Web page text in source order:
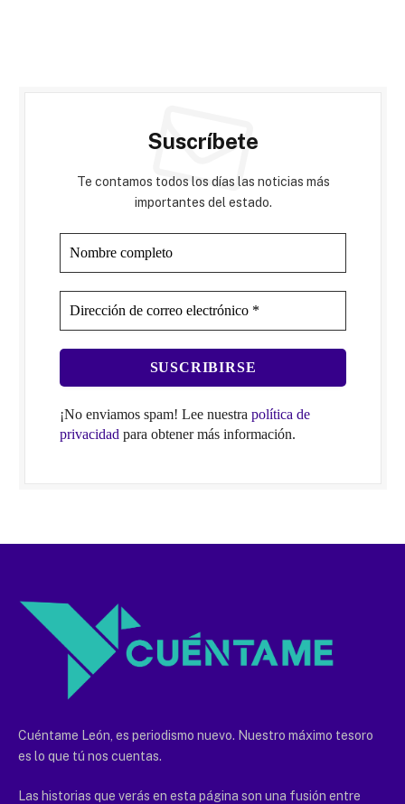
Suscríbete
Te contamos todos los días las noticias más
importantes del estado.
¡No enviamos spam! Lee nuestra política de
privacidad para obtener más información.
Cuéntame León, es periodismo nuevo. Nuestro máximo tesoro
es lo que tú nos cuentas.
Las historias que verás en esta página son una fusión entre